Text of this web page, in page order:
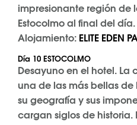
impresionante región de
Estocolmo al final del
Alojamiento: ELITE EDEN
Día 10 ESTOCOLMO
Desayuno en el hotel. La
una de las más bellas
su geografía y sus
cargan siglos de historia.